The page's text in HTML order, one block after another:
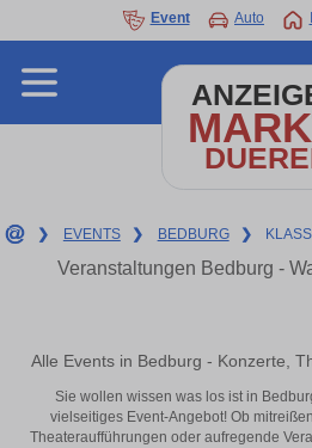
Event Auto
❯ EVENTS ❯ BEDBURG ❯
Veranstaltungen Bedburg -
Alle Events in Bedburg - Konzerte,
Sie wollen wissen was los ist in
vielseitiges Event-Angebot! Ob
Theateraufführungen oder aufregende